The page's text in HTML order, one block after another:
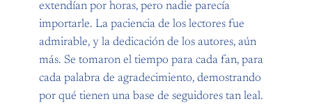
extendían por horas, pero nadie parecía
importarle. La paciencia de los lectores fue
admirable, y la dedicación de los autores, aún
más. Se tomaron el tiempo para cada fan, para
cada palabra de agradecimiento, demostrando
por qué tienen una base de seguidores tan leal.